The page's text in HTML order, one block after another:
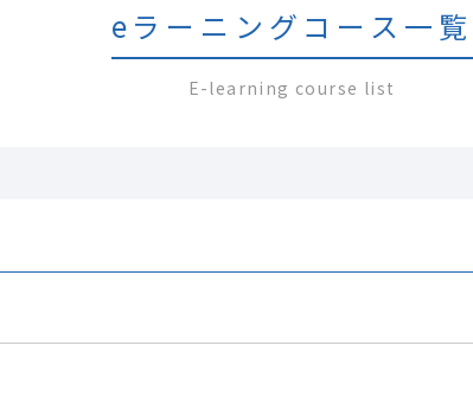
書籍・著者講演
資格試験・検定試験
eラーニングコース一覧
E-learning course list